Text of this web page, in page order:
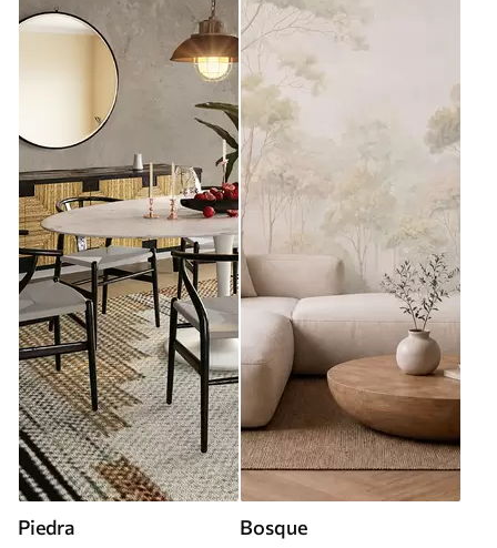
Piedra Bosque